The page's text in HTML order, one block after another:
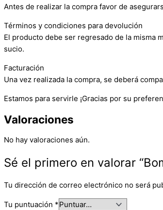
Antes de realizar la compra favor de
Términos y condiciones para devolución
El producto debe ser regresado de la misma
sucio.
Facturación
Una vez realizada la compra, se deberá
Estamos para servirle ¡Gracias por su
Valoraciones
No hay valoraciones aún.
Sé el primero en valorar
Tu dirección de correo electrónico no será
Tu puntuación *